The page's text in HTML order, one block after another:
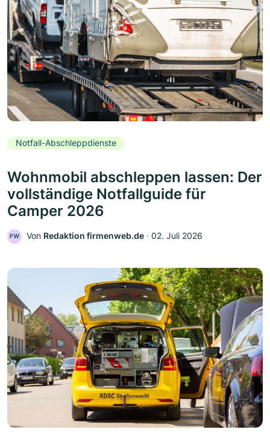
Notfall-Abschleppdienste
Wohnmobil abschleppen lassen: Der
vollständige Notfallguide für
Camper 2026
FW Von Redaktion firmenweb.de ‧ 02. Juli 2026